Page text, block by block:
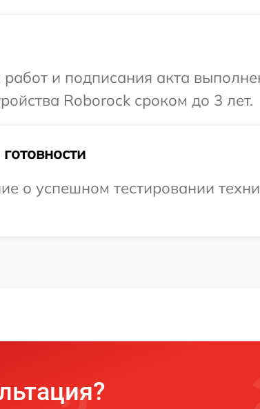
и подписания акта
Roborock сроком до 3 лет.
о успешном тестировании